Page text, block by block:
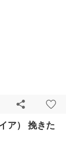
ア） 挽きた